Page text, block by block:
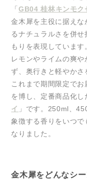
「GB04 桂林キンモク
金木犀を主役に据え
るナチュラルさを併せ
もりを表現しています
レモンやライムの爽
ず、奥行きと軽やかさ
これまで期間限定で
を博し、定番商品化し
イ 」です。250ml、
象徴する香りをいつ
なりました。
金木犀をどんなシ